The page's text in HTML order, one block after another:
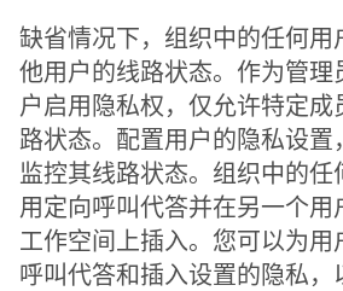
缺省情况下，组织中的任何用
他用户的线路状态。作为管理
户启用隐私权，仅允许特定成
路状态。配置用户的隐私设置
监控其线路状态。组织中的任
用定向呼叫代答并在另一个用
工作空间上插入。您可以为用
呼叫代答和插入设置的隐私，